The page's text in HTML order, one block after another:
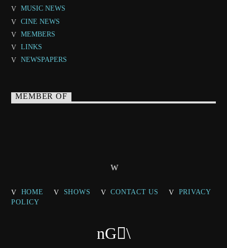
MUSIC NEWS
CINE NEWS
MEMBERS
LINKS
NEWSPAPERS
MEMBER OF
HOME SHOWS CONTACT US
PRIVACY
POLICY